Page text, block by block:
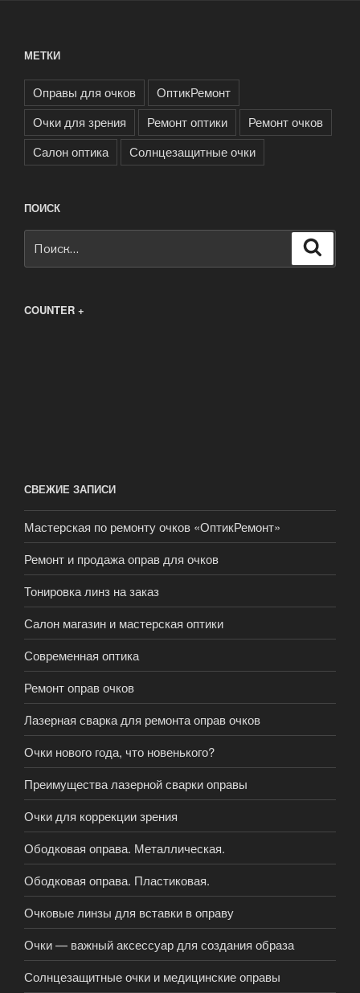
МЕТКИ
Оправы для очков
ОптикРемонт
Очки для зрения
Ремонт оптики
Ремонт очков
Салон оптика
Солнцезащитные очки
ПОИСК
COUNTER +
СВЕЖИЕ ЗАПИСИ
Мастерская по ремонту очков «ОптикРемонт»
Ремонт и продажа оправ для очков
Тонировка линз на заказ
Салон магазин и мастерская оптики
Современная оптика
Ремонт оправ очков
Лазерная сварка для ремонта оправ очков
Очки нового года, что новенького?
Преимущества лазерной сварки оправы
Очки для коррекции зрения
Ободковая оправа. Металлическая.
Ободковая оправа. Пластиковая.
Очковые линзы для вставки в оправу
Очки — важный аксессуар для создания образа
Солнцезащитные очки и медицинские оправы